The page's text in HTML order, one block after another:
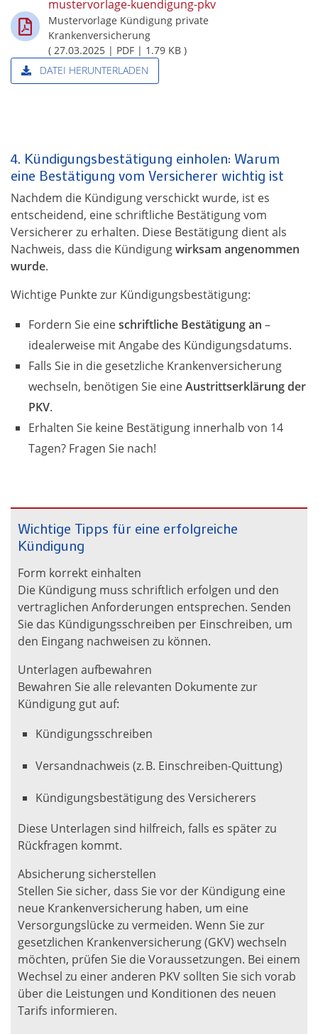
mustervorlage-kuendigung-pkv
Mustervorlage Kündigung private
Krankenversicherung
( 27.03.2025 | PDF | 1.79 KB )
DATEI HERUNTERLADEN
4. Kündigungsbestätigung einholen: Warum
eine Bestätigung vom Versicherer wichtig ist
Nachdem die Kündigung verschickt wurde, ist es
entscheidend, eine schriftliche Bestätigung vom
Versicherer zu erhalten. Diese Bestätigung dient als
Nachweis, dass die Kündigungwirksam angenommen
wurde.
Wichtige Punkte zur Kündigungsbestätigung:
Fordern Sie eineschriftliche Bestätigung an –
idealerweise mit Angabe des Kündigungsdatums.
Falls Sie in die gesetzliche Krankenversicherung
wechseln, benötigen Sie eineAustrittserklärung der
PKV.
Erhalten Sie keine Bestätigung innerhalb von 14
Tagen? Fragen Sie nach!
Wichtige Tipps für eine erfolgreiche
Kündigung
Form korrekt einhalten
Die Kündigung muss schriftlich erfolgen und den
vertraglichen Anforderungen entsprechen. Senden
Sie das Kündigungsschreiben per Einschreiben, um
den Eingang nachweisen zu können.
Unterlagen aufbewahren
Bewahren Sie alle relevanten Dokumente zur
Kündigung gut auf:
Kündigungsschreiben
Versandnachweis (z. B. Einschreiben-Quittung)
Kündigungsbestätigung des Versicherers
Diese Unterlagen sind hilfreich, falls es später zu
Rückfragen kommt.
Absicherung sicherstellen
Stellen Sie sicher, dass Sie vor der Kündigung eine
neue Krankenversicherung haben, um eine
Versorgungslücke zu vermeiden. Wenn Sie zur
gesetzlichen Krankenversicherung (GKV) wechseln
möchten, prüfen Sie die Voraussetzungen. Bei einem
Wechsel zu einer anderen PKV sollten Sie sich vorab
über die Leistungen und Konditionen des neuen
Tarifs informieren.